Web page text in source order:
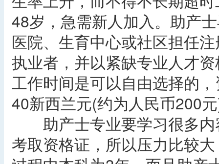
48岁，急需新人加入。助产
医院、生育中心或社区担任
执业者，并以紧缺专业人才
工作时间是可以自由选择的
40新西兰元(约为人民币200
助产士专业要学习很多内
考取资格证，所以压力比较